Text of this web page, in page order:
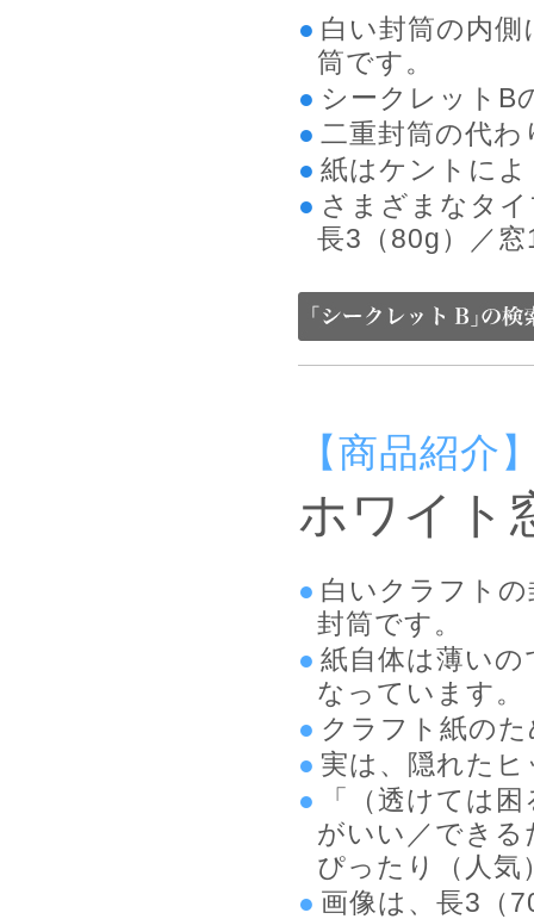
白い封筒の内
筒です。
シークレットB
二重封筒の代
紙はケントに
さまざまなタ
長3（80g）／
【商品紹介
ホワイト
白いクラフト
封筒です。
紙自体は薄い
なっています。
クラフト紙の
実は、隠れた
「（透けては
がいい／でき
ぴったり（人気
画像は、長3（